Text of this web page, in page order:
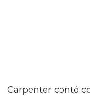
Carpenter contó